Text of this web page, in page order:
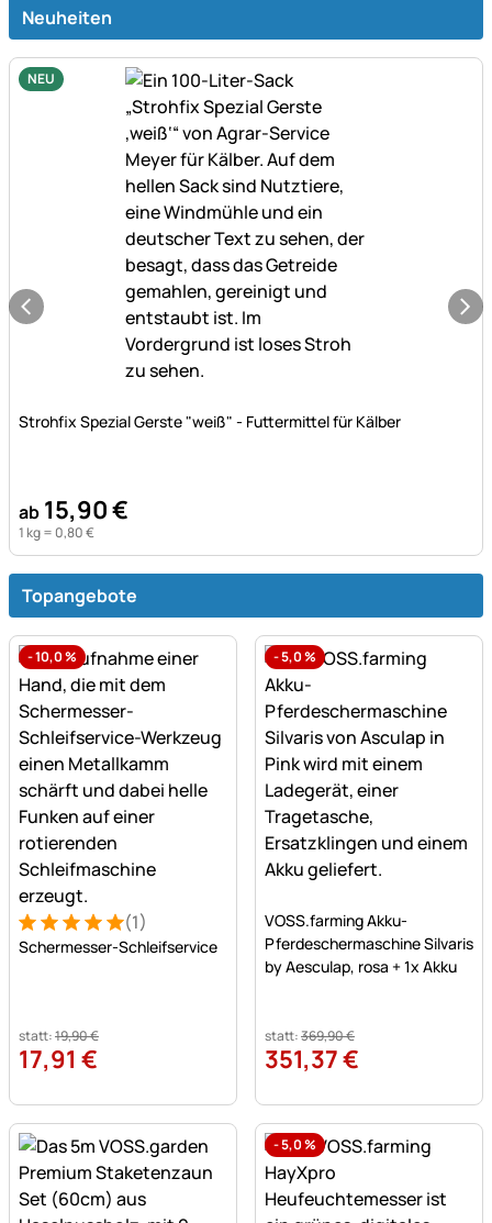
Neuheiten
NEU
Strohfix Spezial Gerste "weiß" - Futtermittel für Kälber
ab 15,90€
1 kg = 0,80€
Topangebote
-10,0%
Bewertung: 5 von 5 (1 Bewertungen)
1 Bewertung (1)
Schermesser-Schleifservice
statt:19,90€
17,91 €
-5,0%
VOSS.farming Akku-
Pferdeschermaschine Silvaris
by Aesculap, rosa + 1x Akku
statt:369,90€
351,37€
-5,0%